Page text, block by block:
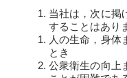
当社は，次に掲
することはあり
人の生命，身体
とき
公衆衛生の向上